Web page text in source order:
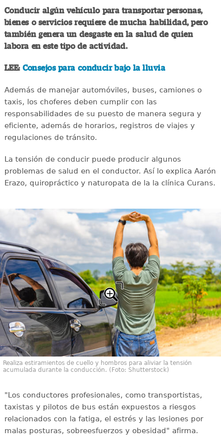
Conducir algún vehículo para transportar personas,
bienes o servicios requiere de mucha habilidad, pero
también genera un desgaste en la salud de quien
labora en este tipo de actividad.
LEE: Consejos para conducir bajo la lluvia
Además de manejar automóviles, buses, camiones o
taxis, los choferes deben cumplir con las
responsabilidades de su puesto de manera segura y
eficiente, además de horarios, registros de viajes y
regulaciones de tránsito.
La tensión de conducir puede producir algunos
problemas de salud en el conductor. Así lo explica Aarón
Erazo, quiropráctico y naturopata de la la clínica Curans.
Realiza estiramientos de cuello y hombros para aliviar la tensión
acumulada durante la conducción. (Foto: Shutterstock)
"Los conductores profesionales, como transportistas,
taxistas y pilotos de bus están expuestos a riesgos
relacionados con la fatiga, el estrés y las lesiones por
malas posturas, sobreesfuerzos y obesidad" afirma.